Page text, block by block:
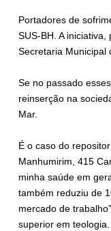
Portadores de
SUS-BH. A
Secretaria Municipal
Se no passado
reinserção na
Mar.
É o caso do
Manhumirim, 415
minha saúde em
também reduziu de
mercado de
superior em teologia.